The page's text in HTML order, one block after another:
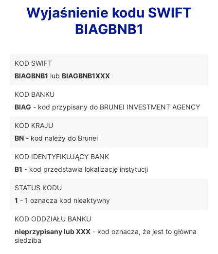
Wyjaśnienie kodu SWIFT
BIAGBNB1
KOD SWIFT
BIAGBNB1 lub BIAGBNB1XXX
KOD BANKU
BIAG - kod przypisany do BRUNEI INVESTMENT AGENCY
KOD KRAJU
BN - kod należy do Brunei
KOD IDENTYFIKUJĄCY BANK
B1 - kod przedstawia lokalizację instytucji
STATUS KODU
1 - 1 oznacza kod nieaktywny
KOD ODDZIAŁU BANKU
nieprzypisany lub XXX - kod oznacza, że jest to główna
siedziba